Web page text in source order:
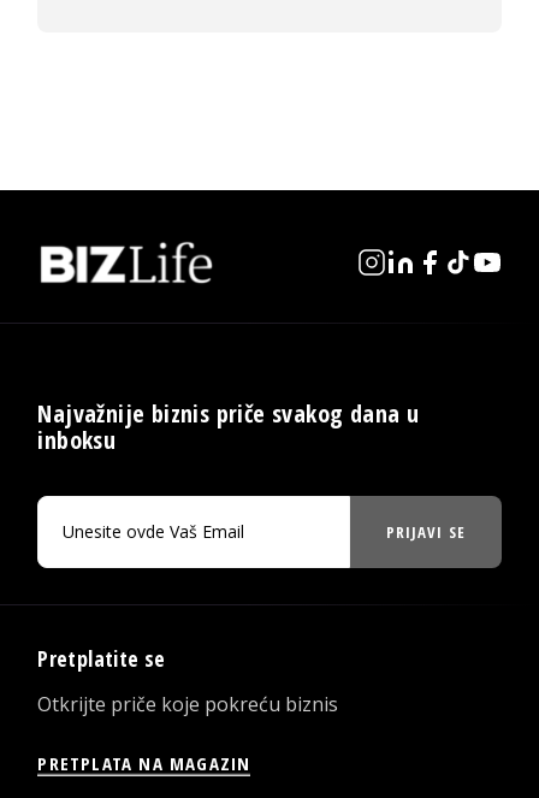
Najvažnije biznis priče svakog dana u
inboksu
PRIJAVI SE
Pretplatite se
Otkrijte priče koje pokreću biznis
PRETPLATA NA MAGAZIN